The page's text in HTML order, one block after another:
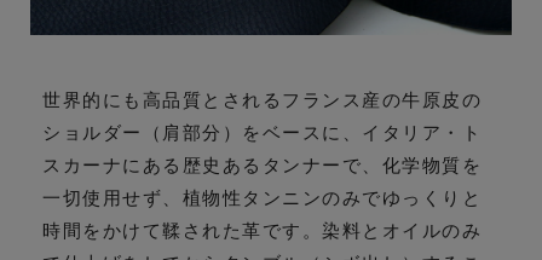
世界的にも高品質とされるフランス産の牛原皮の
ショルダー（肩部分）をベースに、イタリア・ト
スカーナにある歴史あるタンナーで、化学物質を
一切使用せず、植物性タンニンのみでゆっくりと
時間をかけて鞣された革です。染料とオイルのみ